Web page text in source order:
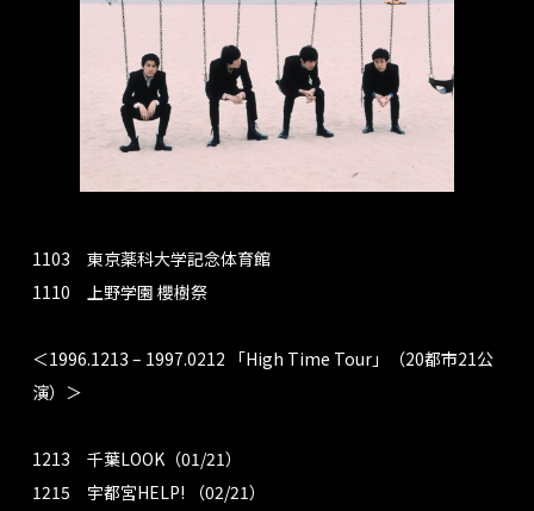
1103 東京薬科大学記念体育館
1110 上野学園 櫻樹祭
＜1996.1213 – 1997.0212 「High Time Tour」（20都市21公
演）＞
1213 千葉LOOK（01/21）
1215 宇都宮HELP! （02/21）